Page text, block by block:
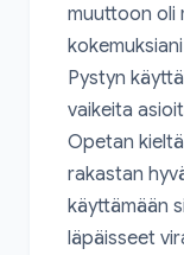
muuttoon oli
Pystyn
vaikeita
Opetan
rakastan
käyttämään
läpäisseet